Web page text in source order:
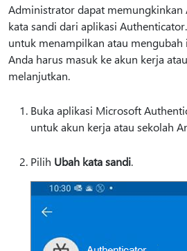
Administrator dapat memungkinkan
kata sandi dari aplikasi
untuk menampilkan atau mengubah
Anda harus masuk ke akun kerja
melanjutkan.
Buka aplikasi Microsoft
untuk akun kerja atau sekolah
Pilih Ubah kata sandi.